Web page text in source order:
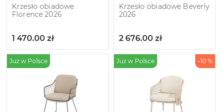
Krzesło obiadowe
Florence 2026
1 470.00 zł
Krzesło obiadowe Beverly
2026
2 676.00 zł
Już w Polsce Już w Polsce -10 %